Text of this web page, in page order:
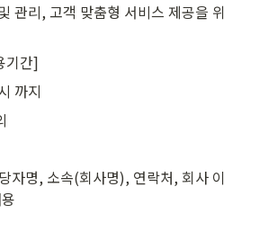
관리, 고객 맞춤형 서비스 제공을 위
기간]
까지
자명, 소속(회사명), 연락처, 회사 이